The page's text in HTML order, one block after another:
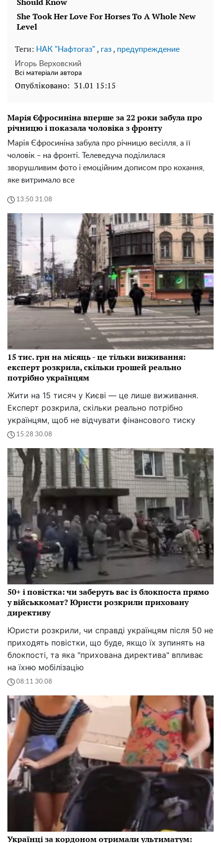
Теги: НАК "Нафтогаз" , газ , предупреждение
Игорь Верховский
Всі матеріали автора
Опубліковано: 31.01 15:15
Марія Єфросиніна вперше за 22 роки забула про
річницю і показала чоловіка з фронту
Марія Єфросиніна забула про річницю весілля, а її
чоловік – на фронті. Телеведуча поділилася
зворушливим фото і емоційним дописом про кохання,
яке витримало все
13:50 31.08
15 тис. грн на місяць - це тільки виживання:
експерт розкрила, скільки грошей реально
потрібно українцям
Жити на 15 тисяч у Києві — це лише виживання.
Експерт розкрила, скільки реально потрібно
українцям, щоб не відчувати фінансового тиску
15:28 30.08
50+ і повістка: чи заберуть вас із блокпоста прямо
у військкомат? Юристи розкрили приховану
директиву
Юристи розкрили, чи справді українцям після 50 не
приходять повістки, що буде, якщо їх зупинять на
блокпості, та яка "прихована директива" впливає
на їхню мобілізацію
08:11 30.08
Українці за кордоном отримали ультиматум: